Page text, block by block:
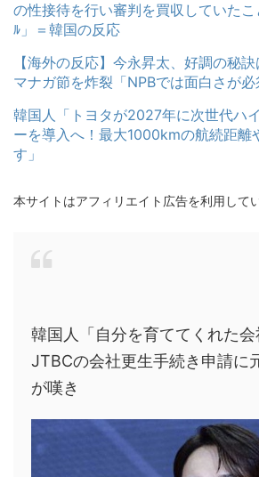
の性接待を行い審判を買収していた
ﾙ」＝韓国の反応
【海外の反応】今永昇太、好調の秘
マナガ節を炸裂「NPBでは面白さが必
韓国人「トヨタが2027年に次世代ハ
ーを導入へ！最大1000kmの航続距離
す」
本サイトはアフィリエイト広告を利用して
韓国人「自分を育ててくれた会
JTBCの会社更生手続き申請に
が嘆き